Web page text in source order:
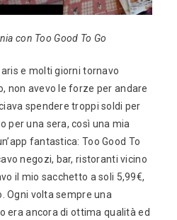
con Too Good To Go
e molti giorni tornavo
non avevo le forze per andare
spendere troppi soldi per
per una sera, così una mia
fantastica: Too Good To
negozi, bar, ristoranti vicino
il mio sacchetto a soli 5,99€,
Ogni volta sempre una
era ancora di ottima qualità ed